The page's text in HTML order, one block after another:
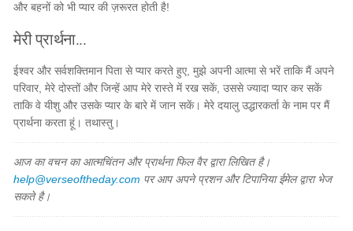
और बहनों को भी प्यार की ज़रूरत होती है!
मेरी प्रार्थना...
ईश्वर और सर्वशक्तिमान पिता से प्यार करते हुए, मुझे अपनी आत्मा से भरें ताकि मैं अपने
परिवार, मेरे दोस्तों और जिन्हें आप मेरे रास्ते में रख सकें, उससे ज्यादा प्यार कर सकें
ताकि वे यीशु और उसके प्यार के बारे में जान सकें। मेरे दयालु उद्धारकर्ता के नाम पर मैं
प्रार्थना करता हूं। तथास्तु।
आज का वचन का आत्मचिंतन और प्रार्थना फिल वैर द्वारा लिखित है।
help@verseoftheday.com पर आप अपने प्रशन और टिपानिया ईमेल द्वारा भेज
सकते है।